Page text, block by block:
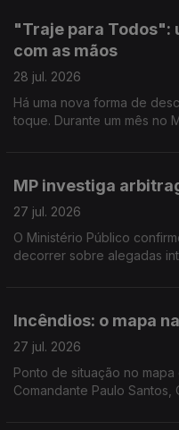
"Traje para Todos":
com as mãos
28 jul. 2026
Há uma nova forma de
toque. Durante um mês no
MP investiga
27 jul. 2026
O Ministério Público
decorrer sobre alegadas
Incêndios: o mapa
27 jul. 2026
Ponto de situação no
Comandante Paulo